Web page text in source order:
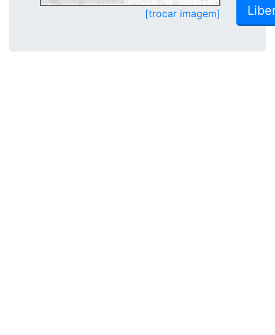
[trocar imagem]